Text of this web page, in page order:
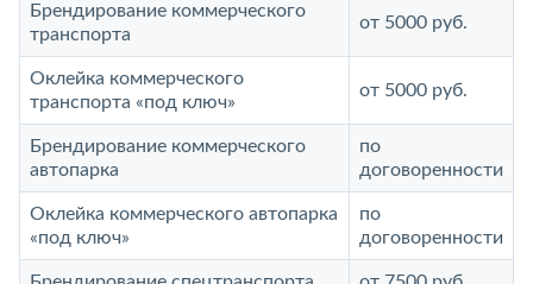
Брендирование коммерческого
транспорта
от 5000 руб.
Оклейка коммерческого
транспорта «под ключ»
от 5000 руб.
Брендирование коммерческого
автопарка
по
договоренности
Оклейка коммерческого автопарка
«под ключ»
по
договоренности